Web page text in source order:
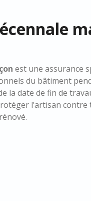
est une assurance
du bâtiment
la date de fin de
l’artisan